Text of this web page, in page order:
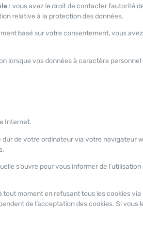
: vous avez le droit de contacter l’autorité
relative à la protection des données.
basé sur votre consentement, vous
vos données à caractère
Internet.
de votre ordinateur via votre navigateur
s’ouvre pour vous informer de
moment en refusant tous les cookies
de l’acceptation des cookies. Si vous